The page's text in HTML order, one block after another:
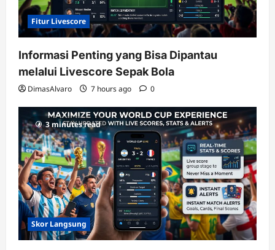
Fitur Livescore
Informasi Penting yang Bisa Dipantau
melalui Livescore Sepak Bola
DimasAlvaro 7 hours ago 0
3 minutes read
Skor Langsung